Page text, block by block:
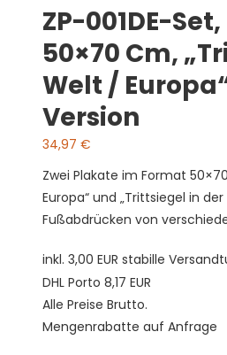
ZP-001DE-
50×70 Cm,
Welt /
Version
34,97€
Zwei Plakate im Format
Europa“ und „Trittsiegel in
Fußabdrücken von
inkl. 3,00 EUR stabille
DHL Porto 8,17 EUR
Alle Preise Brutto.
Mengenrabatte auf Anfrage